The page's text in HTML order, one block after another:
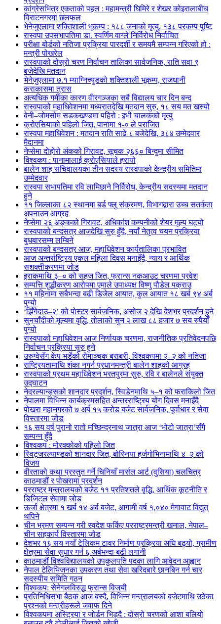
कांग्रेसभित्र एकताको पहल : महामन्त्री घिमिरे र शेखर कोइरालाबीच
विराटनगरमा छलफल
भेनेजुएलामा शक्तिशाली भूकम्प : १८८ जनाको मृत्यु, १३८ परकम्प पुष्टि
रास्वपा उपसभापतिमा डा. स्वर्णिम वाग्ले निर्विरोध निर्वाचित
परीक्षा बोर्डको नतिजा प्रक्रिया पारदर्शी र समयमै सम्पन्न गरिएको हो :
मन्त्री पोखरेल
रास्वपाको दोस्रो चरण निर्वाचन तालिका सार्वजनिक, राति सवा ९
बजेदेखि मतदान
भेनेजुएलामा ७.१ म्याग्निच्युडको शक्तिशाली भूकम्प, राजधानी
कराकासमा त्रास
अत्यधिक गर्मीका कारण वीरगञ्जका सबै विद्यालय चार दिन बन्द
रास्वपाको महाधिवेशनमा मध्यरातदेखि मतदान सुरु, १८ सय मत खस्यो
बेनी–जोमसोम सडकखण्डमा पहिरो : इभी चालकको मृत्यु
क्रोएसियाको पहिलो जित, पानामा १-० ले पराजित
रास्वपा महाधिवेशन : मतदान राति साढे ८ बजेदेखि, ३८४ उम्मेदवार
मैदानमा
नेप्सेमा दोहोरो अंकको गिरावट, सूचक २६६० बिन्दुमा सीमित
विश्वकप : पानामालाई क्रोएसियाले हरायो
बालेन शाह सचिवालयका तीन सदस्य रास्वपाको केन्द्रीय समितिमा
उम्मेदवार
रास्वपा सभापतिमा रवि लामिछाने निर्विरोध, केन्द्रीय सदस्यमा मतदान
हुने
११ जिल्लाका ८२ स्थानमा बर्ड फ्लु संक्रमण, विभागद्वारा उच्च सतर्कता
अपनाउन आग्रह
नेप्सेमा २६ अङ्कको गिरावट, अधिकांश कम्पनीको शेयर मूल्य घट्यो
रास्वपाको बन्दसत्र आजदेखि सुरु हुँदै, नयाँ नेतृत्व चयन प्रक्रिया
बुधबारसम्म लम्बिने
रास्वपाको बन्दसत्र आज, महाधिवेशन कार्यतालिका प्रभावित
आज अन्तर्राष्ट्रिय एकल महिला दिवस मनाइँदै, न्याय र आर्थिक
सशक्तीकरणमा जोड
इराकमाथि ३–० को सहज जित, फ्रान्स नकआउट चरणमा प्रवेश
सम्पत्ति शुद्धीकरण आरोपमा एमाले उपाध्यक्ष विष्णु पौडेल पक्राउ
११ महिनामा सबैभन्दा बढी डिजेल आयात, कुल आयात १८ खर्ब ९४ अर्ब
पुग्यो
‘झिँगेदाउ–२’ को पोस्टर सार्वजनिक, असोज २ देखि देशभर प्रदर्शन हुने
सुनचाँदीको मूल्यमा वृद्धि, तोलाको सुन २ लाख ८८ हजार ७ सय रुपैयाँ
पुग्यो
रास्वपाको महाधिवेशन आज निर्णायक चरणमा, राजनीतिक प्रतिवेदनपछि
निर्वाचन प्रक्रिया सुरु हुने
उरुग्वेसँग केप भर्डेको रोमाञ्चक बराबरी, विश्वकपमा २–२ को नतिजा
राष्ट्रियतामाथि शंका नगर्न प्रधानमन्त्री बालेन शाहको आग्रह
रास्वपाको प्रथम महाधिवेशन भरतपुरमा सुरु, रवि र बालेनले संयुक्त
उद्घाटन
नेदरल्यान्ड्सको शानदार प्रदर्शन, स्विडेनमाथि ५–१ को फराकिलो जित
नेपालमा विभिन्न कार्यक्रमसहित अन्तरराष्ट्रिय योग दिवस मनाइँदै
पोखरा महानगरको ७ अर्ब १५ करोड बजेट सार्वजनिक, पूर्वाधार र सेवा
विस्तारमा जोड
१६ सय वर्ष पुरानो रातो मच्छिन्द्रनाथ जात्रा आज ‘भोटो जात्रा’सँगै
सम्पन्न हुँदै
विश्वकप : मोरक्कोको पहिलो जित
स्विट्जरल्याण्डको शानदार जित, बोस्निया हर्जगोभिनामाथि ४–२ को
विजय
वीरताको कथा प्रस्तुत गर्ने चिनियाँ मार्सल आर्ट (वुसिया) चलचित्र
काठमाडौं र पोखरामा प्रदर्शन
परराष्ट्र मन्त्रालयको बजेट ११ प्रतिशतले वृद्धि, आर्थिक कूटनीति र
डिजिटल सेवामा जोड
ऊर्जा क्षेत्रमा १ खर्ब १४ अर्ब बजेट, आगामी वर्ष १,०४० मेगावाट विद्युत्
थपिने
चीन भ्रमण सम्पन्न गरी स्वदेश फर्किए परराष्ट्रमन्त्री खनाल, नेपाल–
चीन सहकार्य विस्तारमा जोड
देशभर १६ सय नयाँ टेलिकम टावर निर्माण प्रक्रिया अघि बढ्यो, ग्रामीण
क्षेत्रमा सेवा सुधार गर्न ६ अर्बभन्दा बढी लगानी
काठमाडौं विश्वविद्यालयको उपकुलपति पदका लागि आवेदन आह्वान
नेपाल टेलिभिजनका उपकरण तथा सेवा खरिदबारे छानबिन गर्न चार
सदस्यीय समिति गठन
विश्वकप: सेनेगलविरुद्ध फ्रान्स विजयी
प्रतिनिधिसभा बैठक आज बस्दै, विभिन्न मन्त्रालयको बजेटमाथि उठेका
प्रश्नको मन्त्रीहरूले जवाफ दिने
विश्वकपमा अस्ट्रिया र जोर्डन भिड्दै : दोस्रो चरणको आशा बलियो